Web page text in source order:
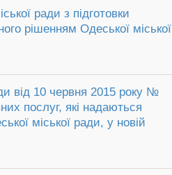
ради з підготовки
рішенням Одеської міської
від 10 червня 2015 року №
послуг, які надаються
міської ради, у новій